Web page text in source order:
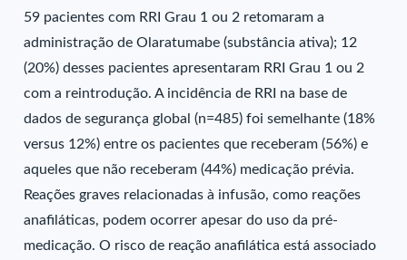
59 pacientes com RRI Grau 1 ou 2 retomaram a
administração de Olaratumabe (substância ativa); 12
(20%) desses pacientes apresentaram RRI Grau 1 ou 2
com a reintrodução. A incidência de RRI na base de
dados de segurança global (n=485) foi semelhante (18%
versus 12%) entre os pacientes que receberam (56%) e
aqueles que não receberam (44%) medicação prévia.
Reações graves relacionadas à infusão, como reações
anafiláticas, podem ocorrer apesar do uso da pré-
medicação. O risco de reação anafilática está associado